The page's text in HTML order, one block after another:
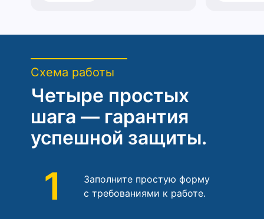
Схема работы
Четыре простых
шага — гарантия
успешной защиты.
1
Заполните простую форму
с требованиями к работе.